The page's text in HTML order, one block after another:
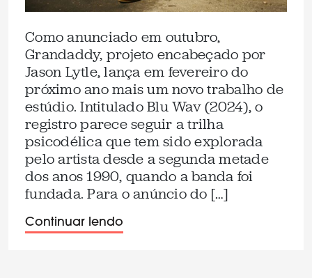
Como anunciado em outubro,
Grandaddy, projeto encabeçado por
Jason Lytle, lança em fevereiro do
próximo ano mais um novo trabalho de
estúdio. Intitulado Blu Wav (2024), o
registro parece seguir a trilha
psicodélica que tem sido explorada
pelo artista desde a segunda metade
dos anos 1990, quando a banda foi
fundada. Para o anúncio do […]
Continuar lendo